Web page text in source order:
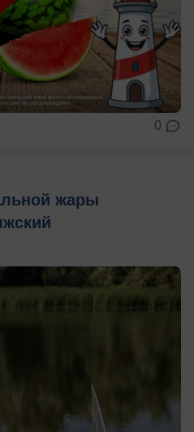
0
жары